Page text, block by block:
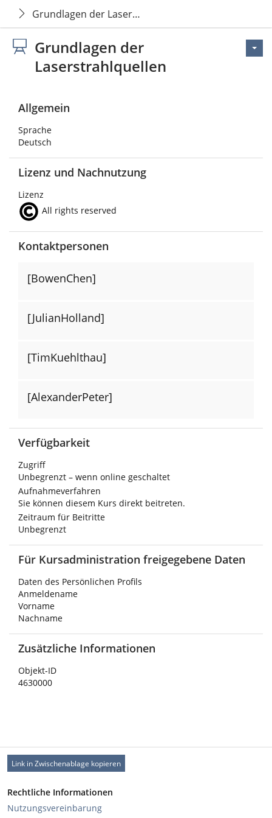
Grundlagen der Laserstrahlquellen
Grundlagen der
Laserstrahlquellen
Allgemein
Sprache
Deutsch
Lizenz und Nachnutzung
Lizenz
All rights reserved
Kontaktpersonen
[BowenChen]
[JulianHolland]
[TimKuehlthau]
[AlexanderPeter]
Verfügbarkeit
Zugriff
Unbegrenzt – wenn online geschaltet
Aufnahmeverfahren
Sie können diesem Kurs direkt beitreten.
Zeitraum für Beitritte
Unbegrenzt
Für Kursadministration freigegebene Daten
Daten des Persönlichen Profils
Anmeldename
Vorname
Nachname
Zusätzliche Informationen
Objekt-ID
4630000
Link in Zwischenablage kopieren
Rechtliche Informationen
Nutzungsvereinbarung